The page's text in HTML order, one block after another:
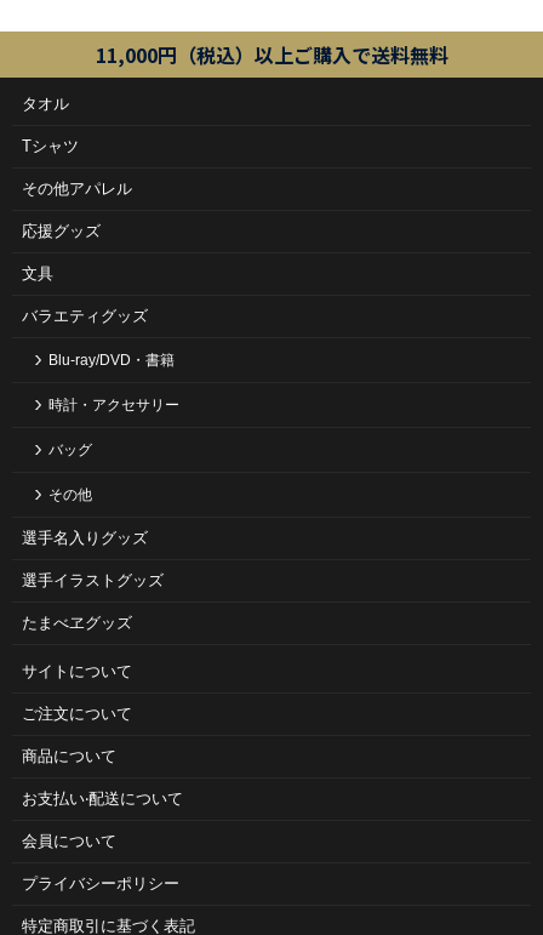
11,000円（税込）以上ご購入で送料無料
タオル
Tシャツ
その他アパレル
応援グッズ
文具
バラエティグッズ
Blu-ray/DVD・書籍
時計・アクセサリー
バッグ
その他
選手名入りグッズ
選手イラストグッズ
たまべヱグッズ
サイトについて
ご注⽂について
商品について
お⽀払い‧配送について
会員について
プライバシーポリシー
特定商取引に基づく表記